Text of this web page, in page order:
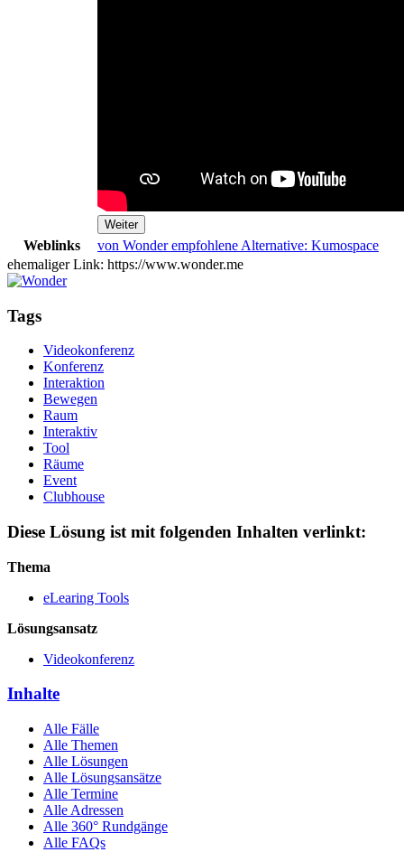
Weiter
Weblinks
von Wonder empfohlene Alternative: Kumospace
ehemaliger Link: https://www.wonder.me
Tags
Videokonferenz
Konferenz
Interaktion
Bewegen
Raum
Interaktiv
Tool
Räume
Event
Clubhouse
Diese Lösung ist mit folgenden Inhalten verlinkt:
Thema
eLearing Tools
Lösungsansatz
Videokonferenz
Inhalte
Alle Fälle
Alle Themen
Alle Lösungen
Alle Lösungsansätze
Alle Termine
Alle Adressen
Alle 360° Rundgänge
Alle FAQs